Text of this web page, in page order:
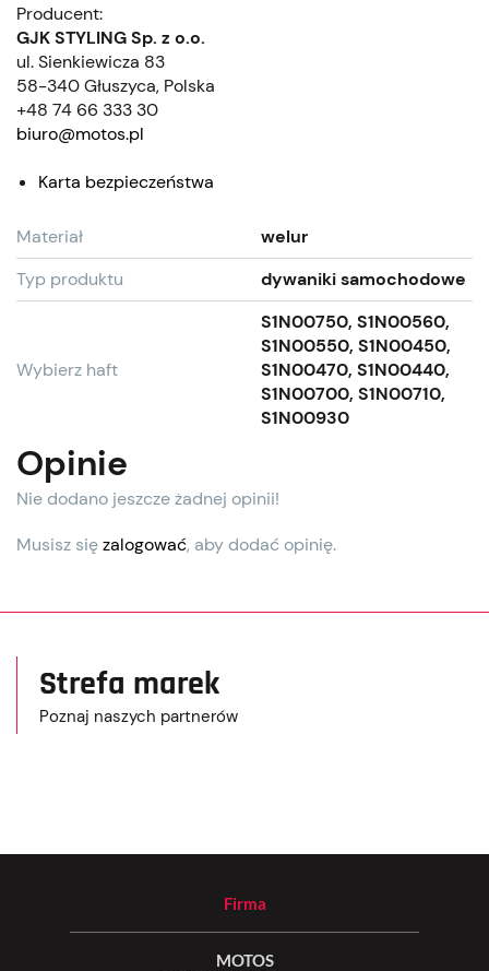
Producent:
GJK STYLING Sp. z o.o.
ul. Sienkiewicza 83
58-340 Głuszyca, Polska
+48 74 66 333 30
biuro@motos.pl
Karta bezpieczeństwa
Materiał
welur
Typ produktu
dywaniki samochodowe
Wybierz haft
S1N00750, S1N00560,
S1N00550, S1N00450,
S1N00470, S1N00440,
S1N00700, S1N00710,
S1N00930
Opinie
Nie dodano jeszcze żadnej opinii!
Musisz sięzalogować, aby dodać opinię.
Strefa marek
Poznaj naszych partnerów
Firma
MOTOS